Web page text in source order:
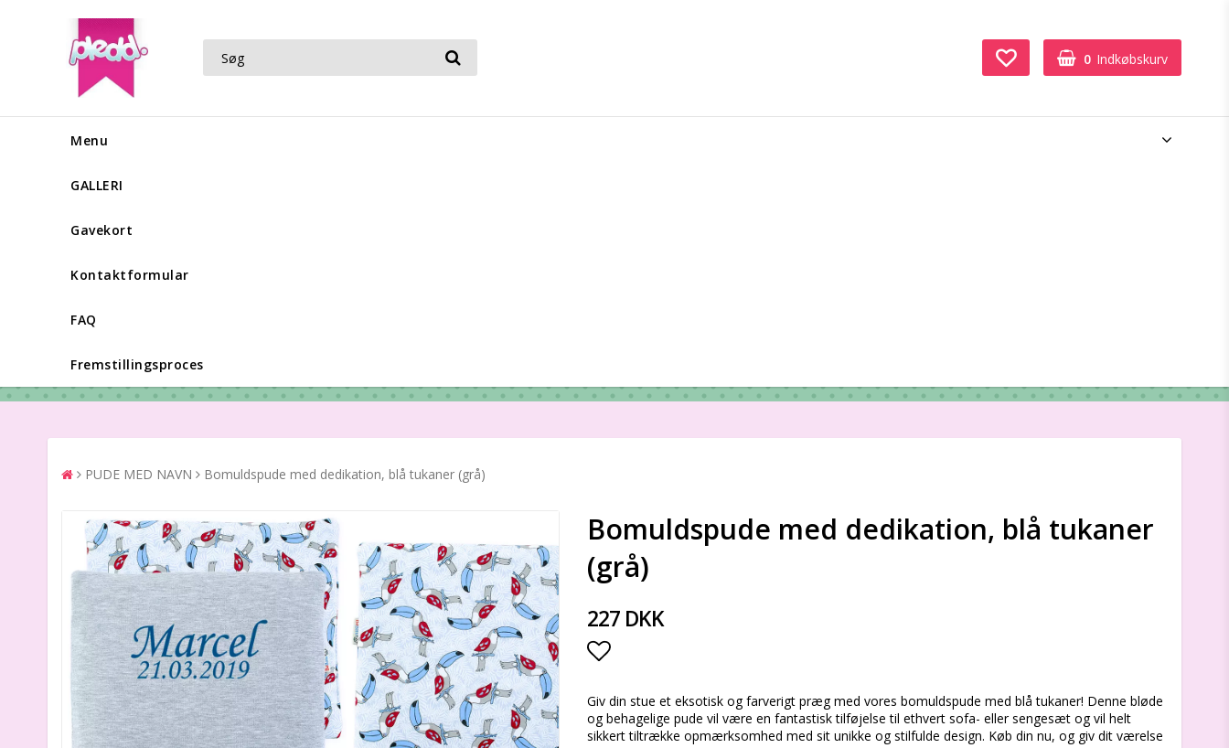
0 Indkøbskurv
Menu
GALLERI
Gavekort
Kontaktformular
FAQ
Fremstillingsproces
PUDE MED NAVN Bomuldspude med dedikation, blå tukaner (grå)
Bomuldspude med dedikation, blå tukaner
(grå)
227 DKK
Add to list of favorites
Giv din stue et eksotisk og farverigt præg med vores bomuldspude med blå tukaner! Denne bløde
og behagelige pude vil være en fantastisk tilføjelse til ethvert sofa- eller sengesæt og vil helt
sikkert tiltrække opmærksomhed med sit unikke og stilfulde design. Køb din nu, og giv dit værelse